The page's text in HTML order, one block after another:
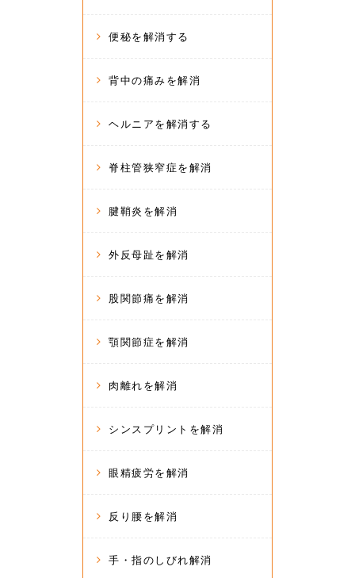
便秘を解消する
背中の痛みを解消
ヘルニアを解消する
脊柱管狭窄症を解消
腱鞘炎を解消
外反母趾を解消
股関節痛を解消
顎関節症を解消
肉離れを解消
シンスプリントを解消
眼精疲労を解消
反り腰を解消
手・指のしびれ解消